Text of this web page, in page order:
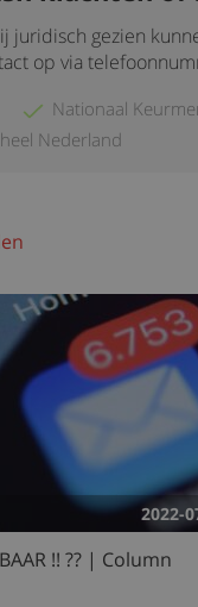
juridisch gezien
op via
Nationaal
Nederland
2022-
!! ?? | Column